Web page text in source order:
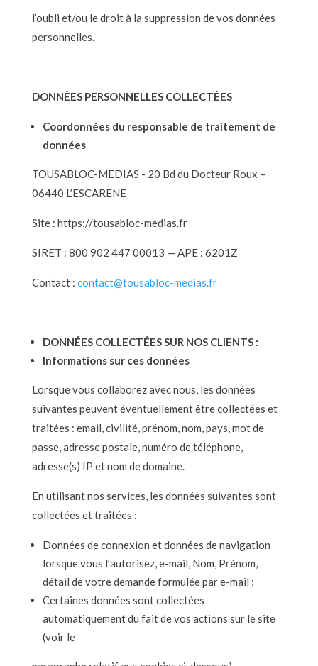
l’oubli et/ou le droit à la suppression de vos données
personnelles.
DONNÉES PERSONNELLES COLLECTÉES
Coordonnées du responsable de traitement de
données
TOUSABLOC-MEDIAS - 20 Bd du Docteur Roux –
06440 L’ESCARENE
Site : https://tousabloc-medias.fr
SIRET : 800 902 447 00013 — APE : 6201Z
Contact : contact@tousabloc-medias.fr
DONNÉES COLLECTÉES SUR NOS CLIENTS :
Informations sur ces données
Lorsque vous collaborez avec nous, les données
suivantes peuvent éventuellement être collectées et
traitées : email, civilité, prénom, nom, pays, mot de
passe, adresse postale, numéro de téléphone,
adresse(s) IP et nom de domaine.
En utilisant nos services, les données suivantes sont
collectées et traitées :
Données de connexion et données de navigation
lorsque vous l’autorisez, e-mail, Nom, Prénom,
détail de votre demande formulée par e-mail ;
Certaines données sont collectées
automatiquement du fait de vos actions sur le site
(voir le